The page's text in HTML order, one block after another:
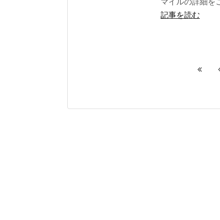
マイルの詳細を
記事を読む